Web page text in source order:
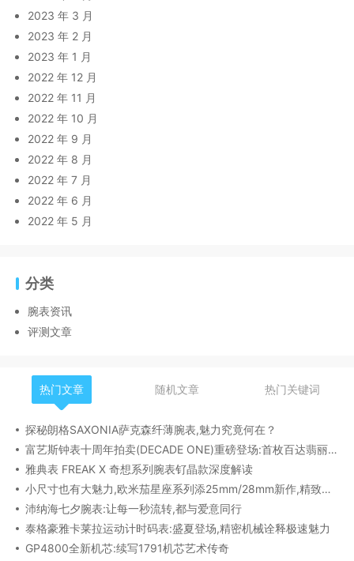
2023 年 3 月
2023 年 2 月
2023 年 1 月
2022 年 12 月
2022 年 11 月
2022 年 10 月
2022 年 9 月
2022 年 8 月
2022 年 7 月
2022 年 6 月
2022 年 5 月
分类
腕表资讯
评测文章
热门文章 随机文章 热门关键词
探秘朗格SAXONIA萨克森纤薄腕表,魅力究竟何在？
富艺斯钟表十周年拍卖(DECADE ONE)重磅登场:首枚百达翡丽1518精钢腕表领衔呈献
雅典表 FREAK X 奇想系列腕表钌晶款深度解读​
小尺寸也有大魅力,欧米茄星座系列添25mm/28mm新作,精致感拉满
沛纳海七夕腕表:让每一秒流转,都与爱意同行
泰格豪雅卡莱拉运动计时码表:盛夏登场,精密机械诠释极速魅力
GP4800全新机芯:续写1791机芯艺术传奇